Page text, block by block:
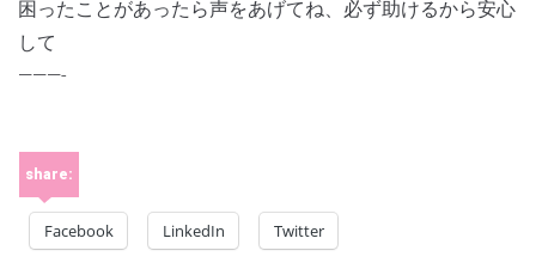
困ったことがあったら声をあげてね、必ず助けるから安心
して
———-
share:
Facebook LinkedIn Twitter